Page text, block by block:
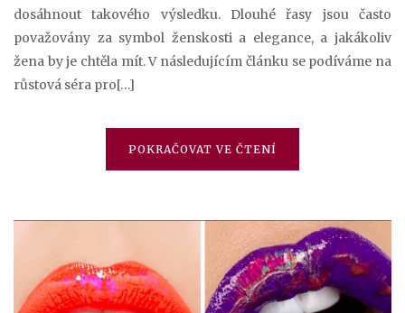
dosáhnout takového výsledku. Dlouhé řasy jsou často
považovány za symbol ženskosti a elegance, a jakákoliv
žena by je chtěla mít. V následujícím článku se podíváme na
růstová séra pro[…]
POKRAČOVAT VE ČTENÍ